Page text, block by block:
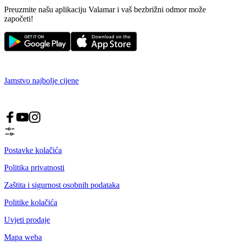
Preuzmite našu aplikaciju Valamar i vaš bezbrižni odmor može
započeti!
Jamstvo najbolje cijene
Postavke kolačića
Politika privatnosti
Zaštita i sigurnost osobnih podataka
Politike kolačića
Uvjeti prodaje
Mapa weba